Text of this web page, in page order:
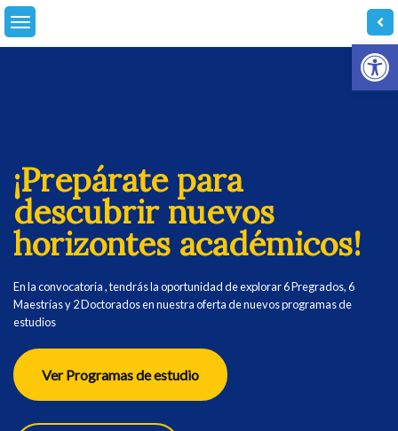
Skip
content
¡Prepárate para
descubrir nuevos
horizontes académicos!
En la convocatoria , tendrás la oportunidad de explorar 6 Pregrados, 6
Maestrías y 2 Doctorados en nuestra oferta de nuevos programas de
estudios
Ver Programas de estudio